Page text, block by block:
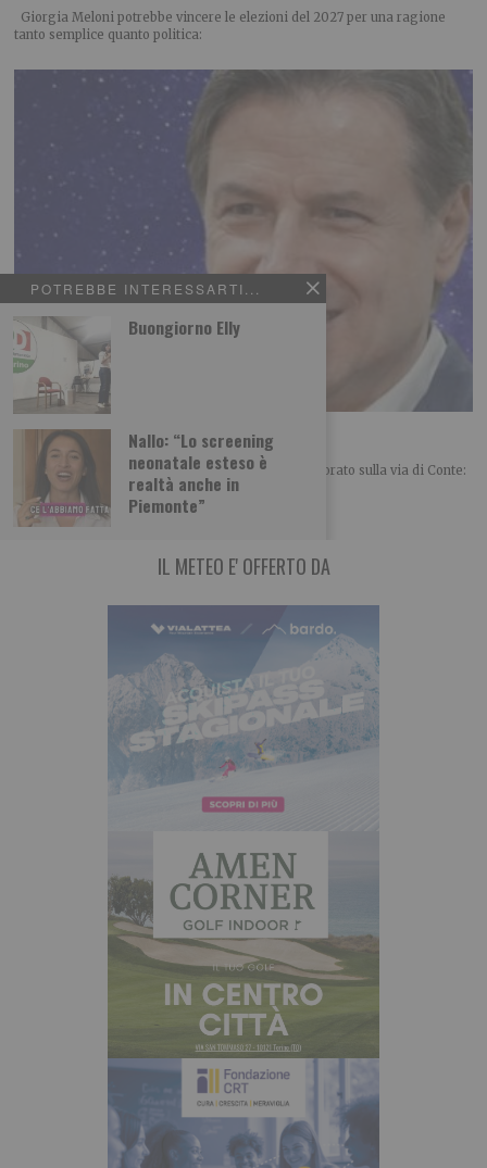
POTREBBE INTERESSARTI...
Buongiorno Elly
Nallo: “Lo screening
neonatale esteso è
realtà anche in
Piemonte”
Giorgia Meloni potrebbe vincere le elezioni del 2027 per una ragione
tanto semplice quanto politica:
Renzi folgorato sulla via di Conte
POLITICA Leggi l’articolo su L’identità: Renzi folgorato sulla via di Conte:
un mix tra sorpresa e
IL METEO E' OFFERTO DA